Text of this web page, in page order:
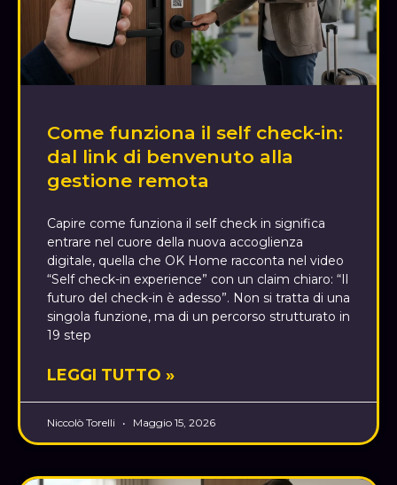
Come funziona il self check-in:
dal link di benvenuto alla
gestione remota
Capire come funziona il self check in significa
entrare nel cuore della nuova accoglienza
digitale, quella che OK Home racconta nel video
“Self check-in experience” con un claim chiaro: “Il
futuro del check-in è adesso”. Non si tratta di una
singola funzione, ma di un percorso strutturato in
19 step
LEGGI TUTTO »
Niccolò Torelli Maggio 15, 2026